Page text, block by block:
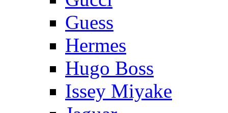
Guess
Hermes
Hugo Boss
Issey Miyake